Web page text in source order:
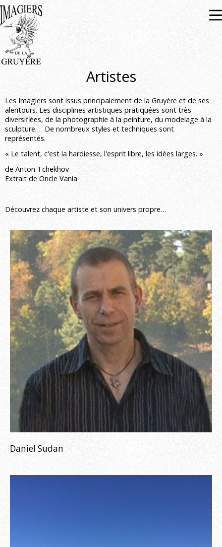
Artistes
Les Imagiers sont issus principalement de la Gruyère et de ses
alentours. Les disciplines artistiques pratiquées sont très
diversifiées, de la photographie à la peinture, du modelage à la
sculpture… De nombreux styles et techniques sont
représentés.
« Le talent, c'est la hardiesse, l'esprit libre, les idées larges. »
de Anton Tchekhov
Extrait de Oncle Vania
Découvrez chaque artiste et son univers propre…
Daniel Sudan
À venir
Passées